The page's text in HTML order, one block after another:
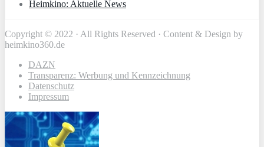
Heimkino: Aktuelle News
Copyright © 2022 · All Rights Reserved · Content & Design by
heimkino360.de
DAZN
Transparenz: Werbung und Kennzeichnung
Datenschutz
Impressum